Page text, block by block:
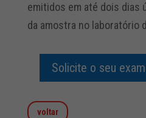
emitidos em até dois dias
da amostra no laboratório
Solicite o seu
voltar